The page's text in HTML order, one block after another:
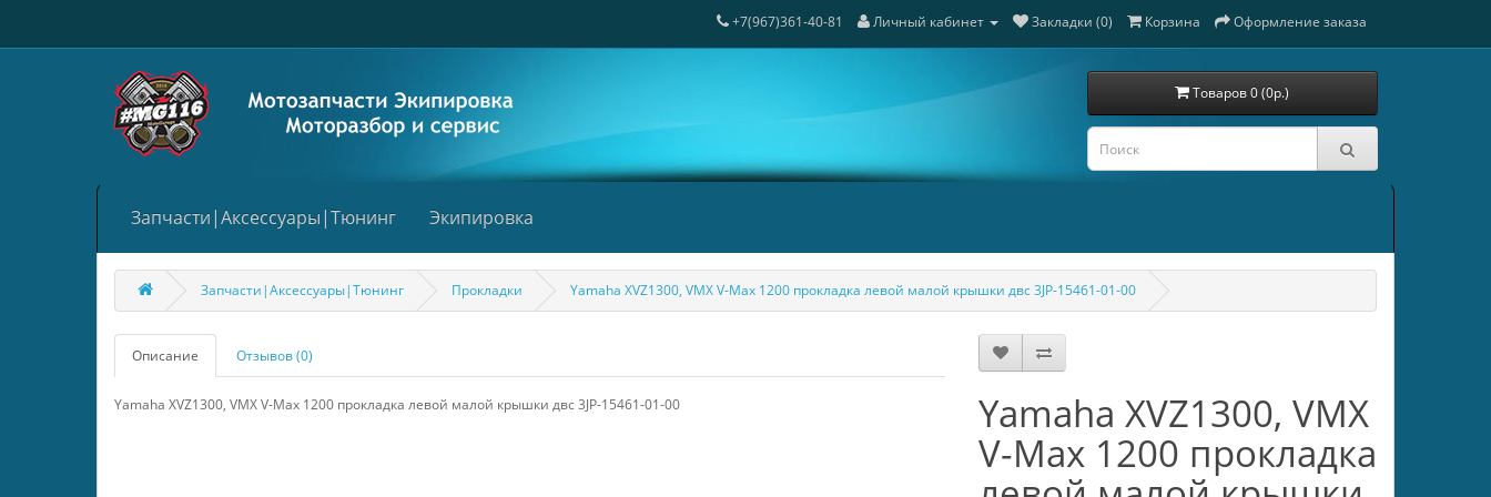
+7(967)361-40-81 Личный кабинет Закладки (0) Корзина Оформление заказа
Товаров 0 (0р.)
Запчасти|Аксессуары|Тюнинг Экипировка
Запчасти|Аксессуары|Тюнинг Прокладки Yamaha XVZ1300, VMX V-Max 1200 прокладка левой малой крышки двс 3JP-15461-01-00
Описание Отзывов (0)
Yamaha XVZ1300, VMX V-Max 1200 прокладка левой малой крышки двс 3JP-15461-01-00
Yamaha XVZ1300, VMX
V-Max 1200 прокладка